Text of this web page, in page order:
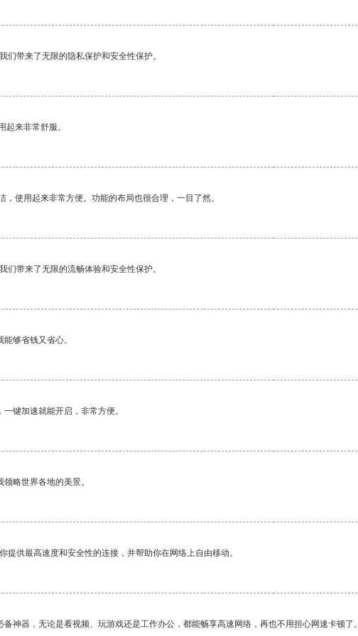
们带来了无限的隐私保护和安全性保护。
起来非常舒服。
，使用起来非常方便。功能的布局也很合理，一目了然。
们带来了无限的流畅体验和安全性保护。
够省钱又省心。
键加速就能开启，非常方便。
略世界各地的美景。
提供最高速度和安全性的连接，并帮助你在网络上自由移动。
神器，无论是看视频、玩游戏还是工作办公，都能畅享高速网络，再也不用担心网速卡顿了。